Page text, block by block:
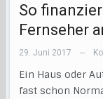
So
Fernseher
29. Juni 2017 —
Ein Haus oder
fast schon